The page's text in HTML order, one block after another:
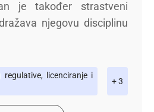
je također strastveni
njegovu disciplinu
licenciranje i
+ 3